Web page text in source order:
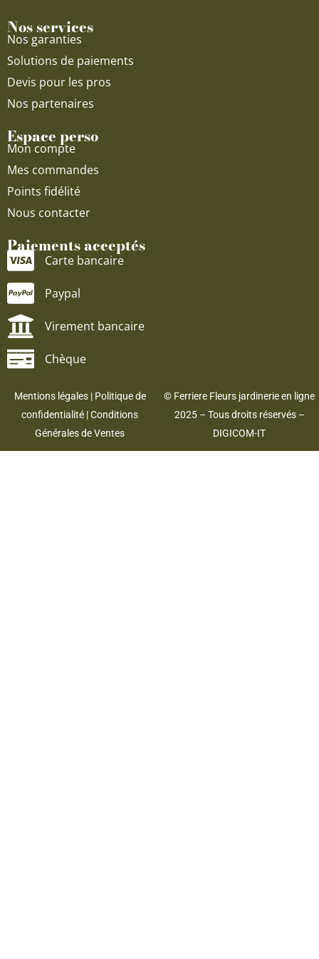
Nos services
Nos garanties
Solutions de paiements
Devis pour les pros
Nos partenaires
Espace perso
Mon compte
Mes commandes
Points fidélité
Nous contacter
Paiements acceptés
Carte bancaire
Paypal
Virement bancaire
Chèque
Mentions légales| Politique de
confidentialité |Conditions
Générales de Ventes
© Ferriere Fleurs jardinerie en ligne
2025 – Tous droits réservés –
DIGICOM-IT